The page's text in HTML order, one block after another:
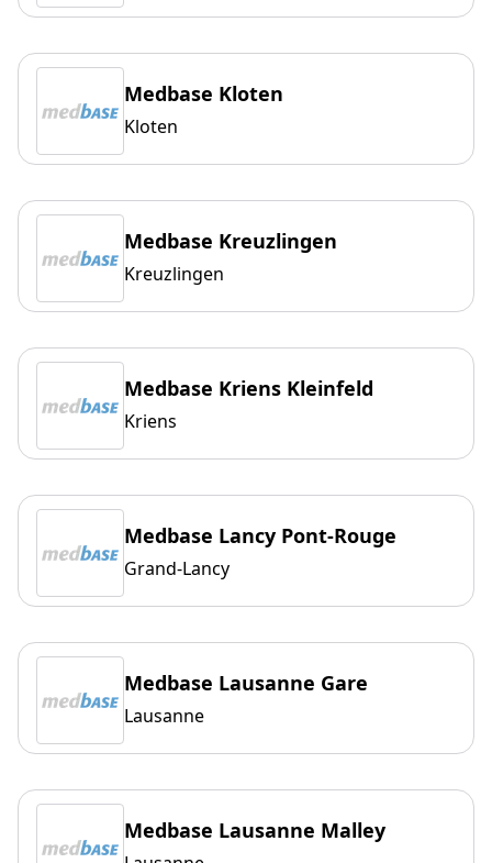
Medbase Kloten
Kloten
Medbase Kreuzlingen
Kreuzlingen
Medbase Kriens Kleinfeld
Kriens
Medbase Lancy Pont-Rouge
Grand-Lancy
Medbase Lausanne Gare
Lausanne
Medbase Lausanne Malley